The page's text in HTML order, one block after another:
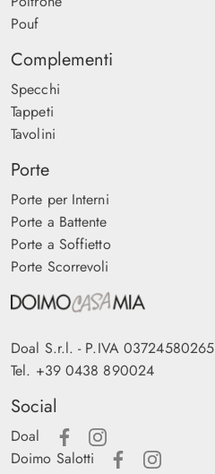
Pouf
Complementi
Specchi
Tappeti
Tavolini
Porte
Porte per Interni
Porte a Battente
Porte a Soffietto
Porte Scorrevoli
Doal S.r.l. - P.IVA 03724580265
Tel. +39 0438 890024
Social
Doal
Doimo Salotti